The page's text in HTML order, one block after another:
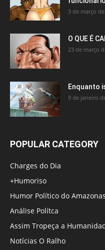
3 de março
O QUE É
23 de março
Enquanto
9 de janeiro
POPULAR CATEGORY
Charges do Dia
+Humoriso
Humor Político do Amazonas
Análise Polítca
Assim Tropeça a
Notícias O Ralho